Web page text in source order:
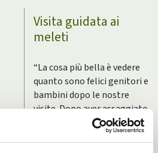
Visita guidata ai
meleti
“La cosa più bella è vedere
quanto sono felici genitori e
bambini dopo le nostre
visite. Dopo aver assaggiato
le mele, le guardano e
gustano in modo diverso.”